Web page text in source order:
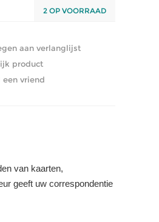
2 OP VOORRAAD
van kaarten,
geeft uw correspondentie